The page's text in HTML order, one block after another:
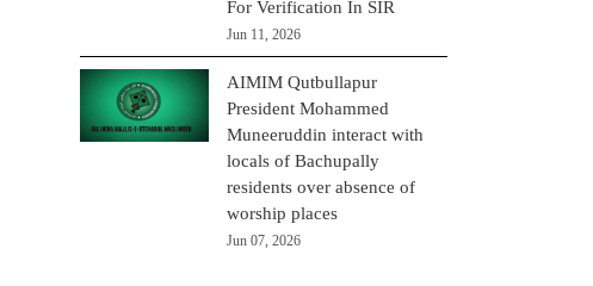
For Verification In SIR
Jun 11, 2026
AIMIM Qutbullapur
President Mohammed
Muneeruddin interact with
locals of Bachupally
residents over absence of
worship places
Jun 07, 2026